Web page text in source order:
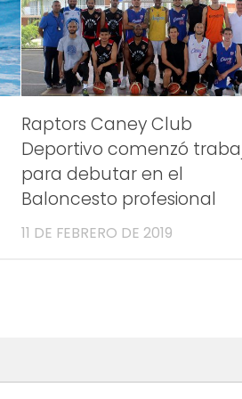
Raptors Caney Club
Deportivo comenzó
para debutar en el
Baloncesto profesional
11 DE FEBRERO DE 2019